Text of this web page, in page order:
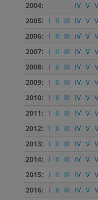
2004: IV V
2005:
I II III IV V
2006:
I II III IV V
2007:
I II III IV V
2008:
I II III IV V
2009:
I II III IV V
2010:
I II III IV V
2011:
I II III IV V
2012:
I II III IV V
2013:
I II III IV V
2014:
I II III IV V
2015:
I II III IV V
2016:
I II III IV V